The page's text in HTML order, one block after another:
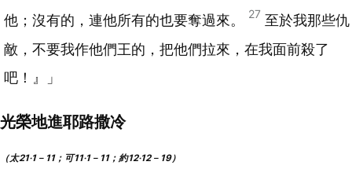
他；沒有的，連他所有的也要奪過來。
27 至於我那些仇
敵，不要我作他們王的，把他們拉來，在我面前殺了
吧！』」
光榮地進耶路撒冷
（太21‧1－11；可11‧1－11；約12‧12－19）